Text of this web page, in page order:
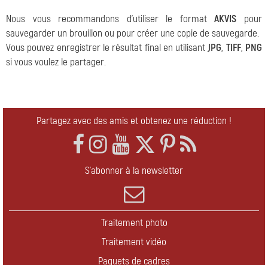
Nous vous recommandons d'utiliser le formatAKVIS pour
sauvegarder un brouillon ou pour créer une copie de sauvegarde.
Vous pouvez enregistrer le résultat final en utilisant JPG, TIFF, PNG
si vous voulez le partager.
Partagez avec des amis et obtenez une réduction !
S'abonner à la newsletter
Traitement photo
Traitement vidéo
Paquets de cadres